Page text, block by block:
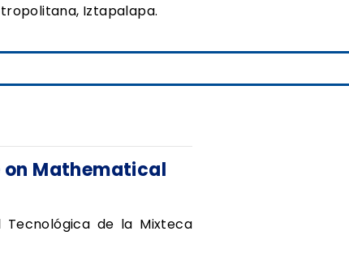
Iztapalapa.
on Mathematical
Tecnológica de la Mixteca